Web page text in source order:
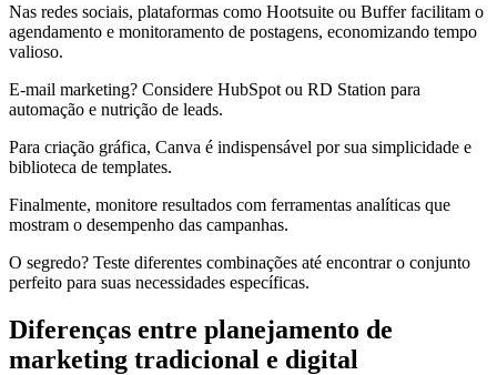
Nas redes sociais, plataformas como Hootsuite ou Buffer facilitam o
agendamento e monitoramento de postagens, economizando tempo
valioso.
E-mail marketing? Considere HubSpot ou RD Station para
automação e nutrição de leads.
Para criação gráfica, Canva é indispensável por sua simplicidade e
biblioteca de templates.
Finalmente, monitore resultados com ferramentas analíticas que
mostram o desempenho das campanhas.
O segredo? Teste diferentes combinações até encontrar o conjunto
perfeito para suas necessidades específicas.
Diferenças entre planejamento de
marketing tradicional e digital